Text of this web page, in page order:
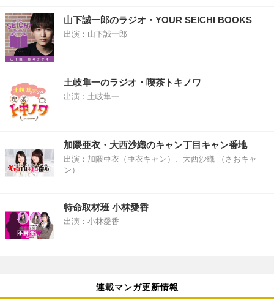
山下誠一郎のラジオ・YOUR SEICHI BOOKS
出演：山下誠一郎
土岐隼一のラジオ・喫茶トキノワ
出演：土岐隼一
加隈亜衣・大西沙織のキャン丁目キャン番地
出演：加隈亜衣（亜衣キャン）、大西沙織 （さおキャ
ン）
特命取材班 小林愛香
出演：小林愛香
連載マンガ更新情報